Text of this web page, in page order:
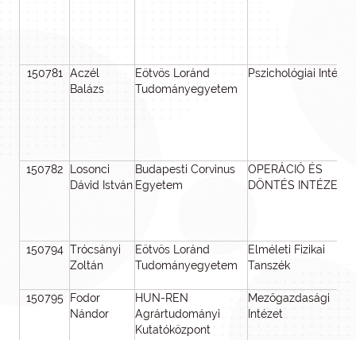
150781
Aczél
Balázs
Eötvös Loránd
Tudományegyetem
Pszichológiai Intézet
150782
Losonci
Dávid István
Budapesti Corvinus
Egyetem
OPERÁCIÓ ÉS
DÖNTÉS INTÉZET
150794 Trócsányi
Zoltán
Eötvös Loránd
Tudományegyetem
Elméleti Fizikai
Tanszék
150795
Fodor
Nándor
HUN-REN
Agrártudományi
Kutatóközpont
Mezőgazdasági
Intézet